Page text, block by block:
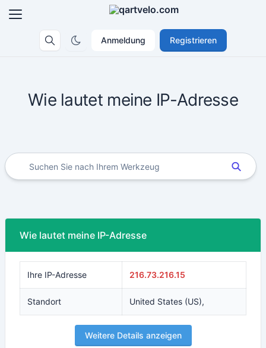
Anmeldung Registrieren
Wie lautet meine IP-Adresse
Wie lautet meine IP-Adresse
Ihre IP-Adresse 216.73.216.15
Standort United States (US),
Weitere Details anzeigen